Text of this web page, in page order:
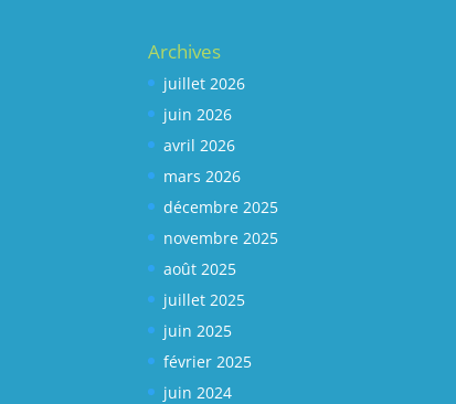
Archives
juillet 2026
juin 2026
avril 2026
mars 2026
décembre 2025
novembre 2025
août 2025
juillet 2025
juin 2025
février 2025
juin 2024